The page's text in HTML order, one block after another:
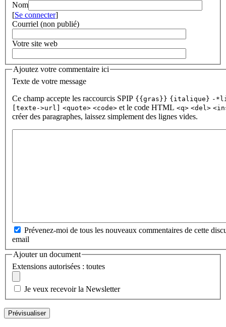
Nom
[Se connecter]
Courriel (non publié)
Votre site web
Ajoutez votre commentaire ici
Texte de votre message
Ce champ accepte les raccourcis SPIP {{gras}} {italique} -
[texte->url]
<quote> <code> et le code HTML <q> <del>
créer des paragraphes, laissez simplement des lignes vides.
Prévenez-moi de tous les nouveaux commentaires de cette
email
Ajouter un document
Extensions autorisées : toutes
Je veux recevoir la Newsletter